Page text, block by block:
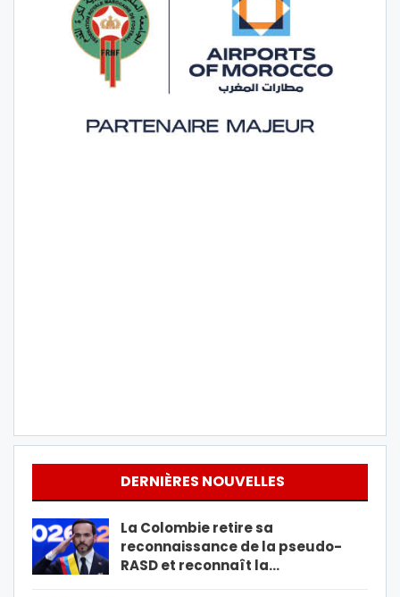
DERNIÈRES NOUVELLES
La Colombie retire sa
reconnaissance de la pseudo-
RASD et reconnaît la…